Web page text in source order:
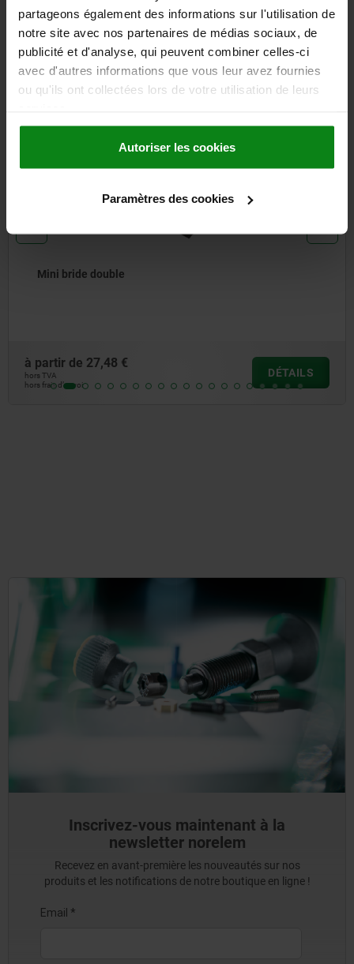
partageons également des informations sur l'utilisation de
notre site avec nos partenaires de médias sociaux, de
publicité et d'analyse, qui peuvent combiner celles-ci
avec d'autres informations que vous leur avez fournies
ou qu'ils ont collectées lors de votre utilisation de leurs
Autoriser les cookies
Paramètres des cookies
TÉLÉCHARGEMENTS
D'autres clients ont
également acheté
à partir de 33,71
hors TVA
hors frais d’envoi
Inscrivez-vous maintenant à la
newsletter norelem
Recevez en avant-première les nouveautés sur nos
produits et les notifications de notre boutique en ligne !